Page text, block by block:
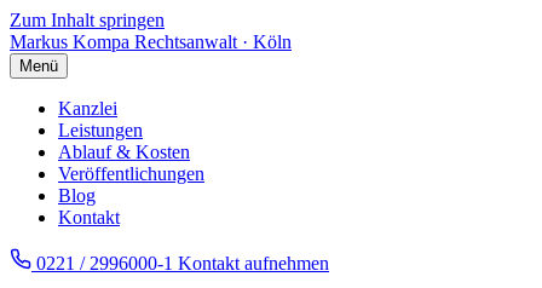
Zum Inhalt springen
Markus Kompa Rechtsanwalt · Köln
Menü
Kanzlei
Leistungen
Ablauf & Kosten
Veröffentlichungen
Blog
Kontakt
0221 / 2996000-1 Kontakt aufnehmen